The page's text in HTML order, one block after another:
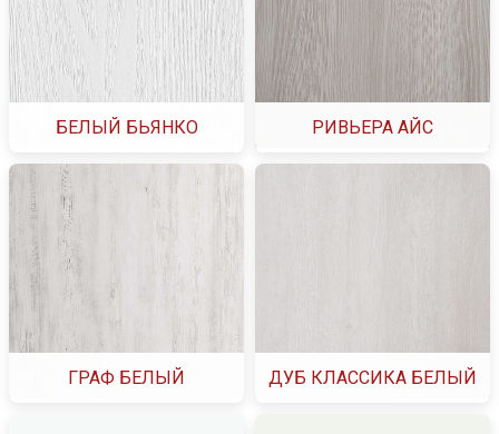
БЕЛЫЙ БЬЯНКО РИВЬЕРА АЙС
ГРАФ БЕЛЫЙ ДУБ КЛАССИКА БЕЛЫЙ